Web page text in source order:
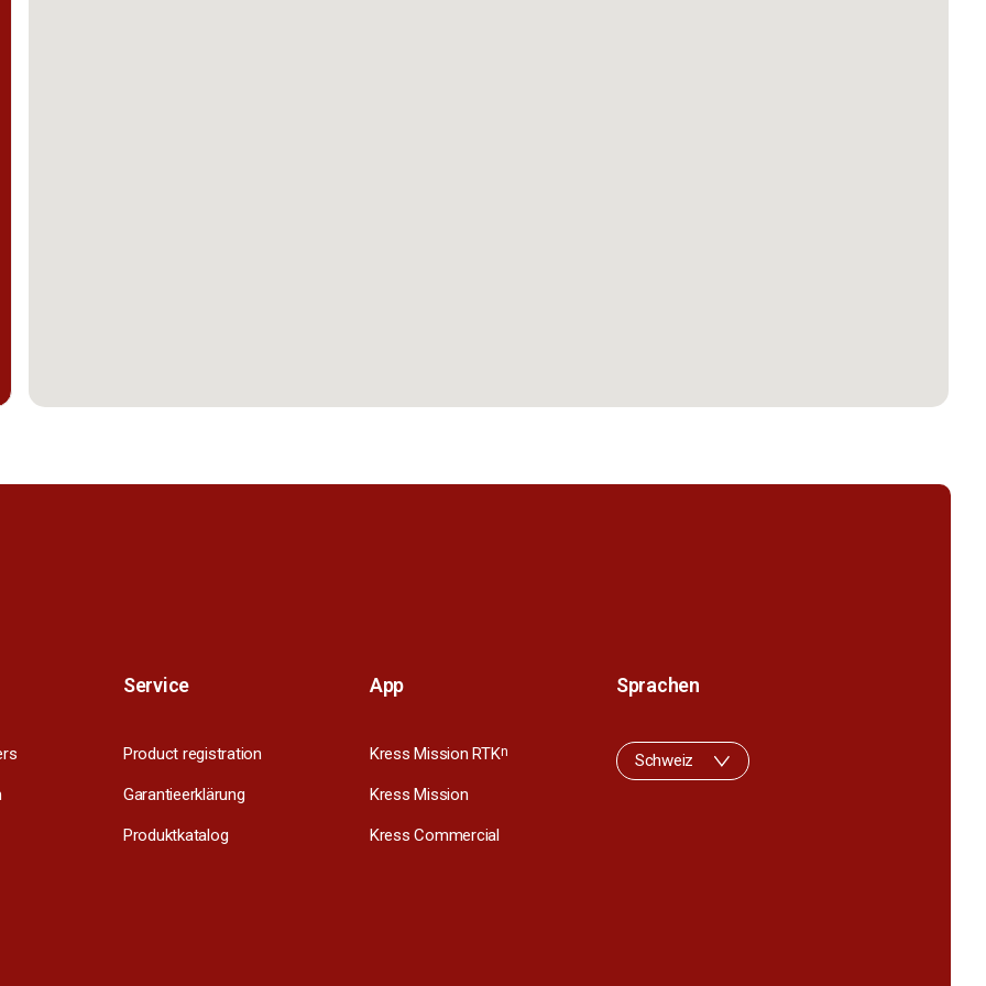
Service
Product registration
Garantieerklärung
Produktkatalog
App
Kress Mission RTKn
Kress Mission
Kress Commercial
Sprachen
Schweiz